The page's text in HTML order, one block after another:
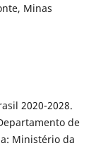
Minas
2020-2028.
de
Ministério da